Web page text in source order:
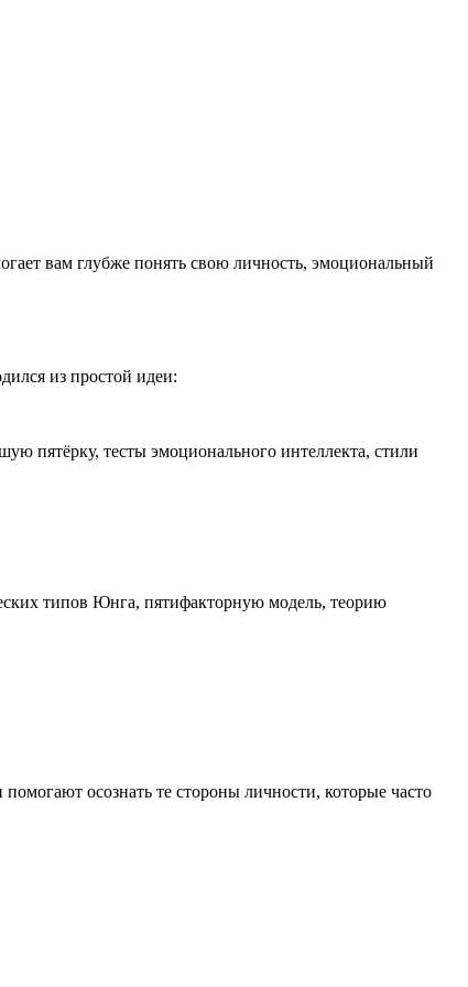
вам глубже понять свою личность, эмоциональный
из простой идеи:
пятёрку, тесты эмоционального интеллекта, стили
типов Юнга, пятифакторную модель, теорию
осознать те стороны личности, которые часто